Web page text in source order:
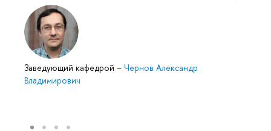
Заведующий кафедрой – Чернов Александр
Владимирович